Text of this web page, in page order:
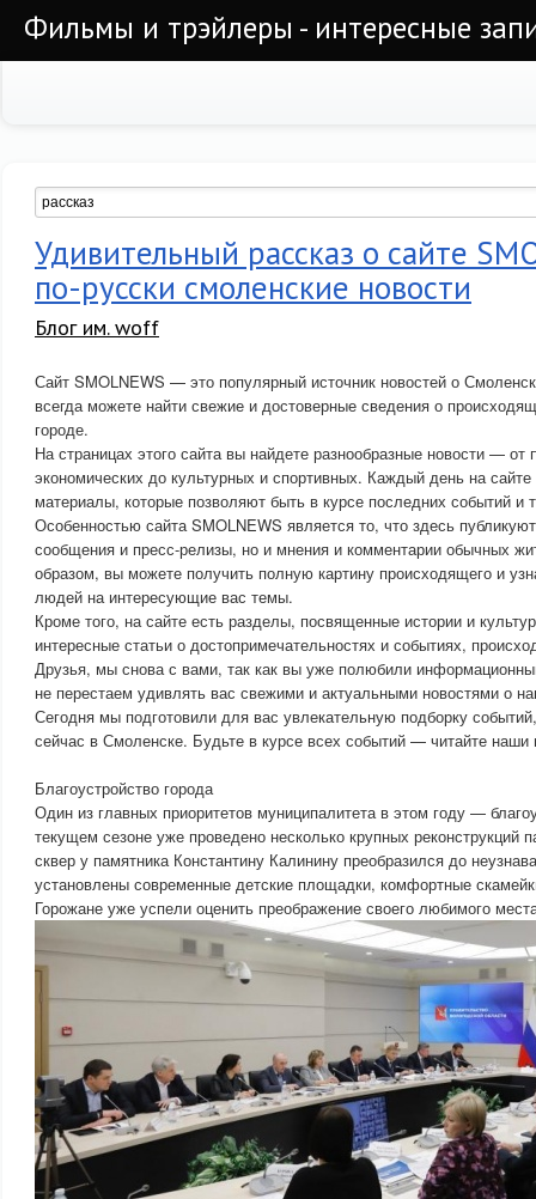
Фильмы и трэйлеры - интересные
Удивительный рассказ о сайте
по-русски смоленские новости
Блог им. woff
Сайт SMOLNEWS — это популярный источник новостей о
всегда можете найти свежие и достоверные сведения о
городе.
На страницах этого сайта вы найдете разнообразные новости — от
экономических до культурных и спортивных. Каждый день на
материалы, которые позволяют быть в курсе последних событий и
Особенностью сайта SMOLNEWS является то, что здесь
сообщения и пресс-релизы, но и мнения и комментарии обычных
образом, вы можете получить полную картину происходящего и
людей на интересующие вас темы.
Кроме того, на сайте есть разделы, посвященные истории и
интересные статьи о достопримечательностях и событиях,
Друзья, мы снова с вами, так как вы уже полюбили
не перестаем удивлять вас свежими и актуальными новостями о
Сегодня мы подготовили для вас увлекательную подборку
сейчас в Смоленске. Будьте в курсе всех событий — читайте наши
Благоустройство города
Один из главных приоритетов муниципалитета в этом году —
текущем сезоне уже проведено несколько крупных реконструкций
сквер у памятника Константину Калинину преобразился до
установлены современные детские площадки, комфортные
Горожане уже успели оценить преображение своего любимого